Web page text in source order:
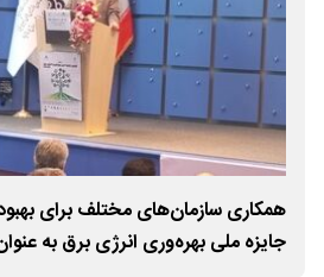
همکاری سازمان‌های مختلف برای
جایزه ملی بهره‌وری انرژی برق به